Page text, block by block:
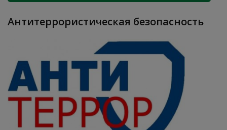
Антитеррористическая безопасность